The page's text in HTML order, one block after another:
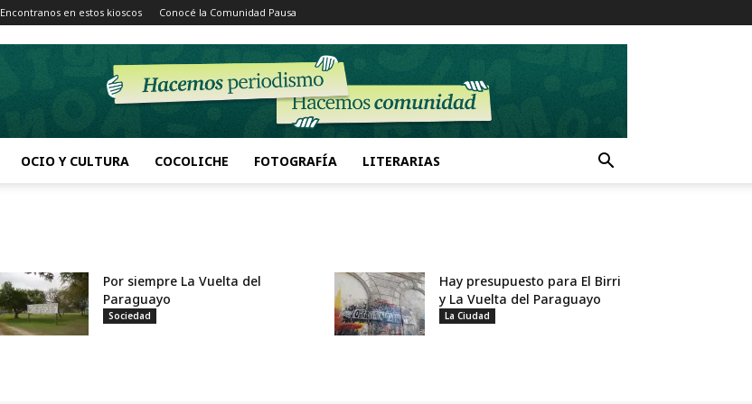
Encontranos en estos kioscos Conocé la Comunidad Pausa
OCIO Y CULTURA COCOLICHE FOTOGRAFÍA LITERARIAS
Por siempre La Vuelta del
Paraguayo
Sociedad
Hay presupuesto para El Birri
y La Vuelta del Paraguayo
La Ciudad